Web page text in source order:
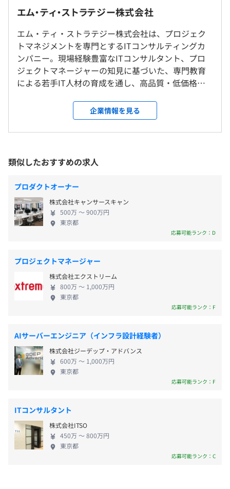
当社では定性的な評価軸ではなく、独自のスキルチェック
シートを用いた定量的な評価を徹底しています。
■必要スキル要件
職級に必要とされるスキルを明確に定義。業務スキルや実
績を必須要件とし、それらを満たしたタイミングで即時に
昇進します。
■エビデンス要件
【チーム／組織構成】
・20～30代の中途入社者が中心です。
・経験豊富な先輩社員や代表の田口に教えてもらいなが
◎リモート勤務可（リモート頻度：週2、3日／ハイブリ
ッド勤務）
◎転勤なし
◎プロジェクト状況に応じて東京都内のクライアント先で
の勤務が発生します。
就業場所の変更範囲
会社の定める場所（テレワークをおこなう場所を含む）
受動喫煙防止措置に関する事項
り）
東急目黒線「不動前駅」より徒歩6分
ポジションアップのために必要な要件を網羅した「スキル
チェックシート」を配布します。
スキルチェックシートのチェックが増えるほど、昇給に反
映されます。
またこの項目が埋まっていくことで、より高いポジション
に就くことが可能です。
9：00～18：00（実働8時間）
休憩時間：60分
平均残業時間：平均10時間未満／月 ※残業はほぼな
く、定時退社の日がほとんどです！
《年間休日：123日》
・完全週休2日制（土・日）
・夏季休暇
・慶弔休暇（結婚休暇、子女結婚休暇、配偶者出産休暇、
弔意休暇など）
・有給休暇（10日～20日）
・育児休暇 ※男性・女性ともに取得実績あり
◎5日以上の連続休暇あり
エム・ティ・ストラテジー株式会社
エム・ティ・ストラテジー株式会社は、プロジェク
トマネジメントを専門とするITコンサルティングカ
ンパニー。現場経験豊富なITコンサルタント、プロ
ジェクトマネージャーの知見に基づいた、専門教育
による若手IT人材の育成を通し、高品質・低価格・
ます。 当社は希少価値が高く、将来必ずニーズが高
まる「AIの知見を持つプロジェクトマネジメント
（以下PM）コンサルタント」を育成する会社です。
援》 クライアント企業のマネジメントに寄り添い、
最適なプロジェクトマネジメントコンサルティング
を実施いたします。 ・クライアント企業側のPMのみ
では対応しきれない、大規模プロジェクトのプロジ
ェクト推進業務の支援をおこないます。 ・プロジェ
クトマネジメントノウハウをクライアント企業側の
PMに提供し、クライアント企業におけるPMスキルの
ト育成のための教材や研修をユーザー企業に提供
し、クライアント企業側の若手人材の育成をおこな
います。 《AI導入コンサルティング》 「AIを活用し
て何かしてみたい」そんなお客さまのご要望をヒア
リングし「プロトタイプ」をご提示、および「スモ
プロジェクトマネジメント業務のヒアリングをおこ
ない、マネジメントが意思決定をおこなううえでの
課題の洗い出しを実施 ▼当社のプロジェクトマネジ
メント方法論+さまざまなAI手法（CNN、RNN、トラ
ンスフォーマー、BERT、生成モデル 等）に基づき、
ソリューションのご提案 ▼AIソリューションプロト
タイプの実装 当社は社員全員がリモート併用による
自由な働き方を実現しています。（2024年11月時
点） 本社へ出社して勤務もできますので、自分のラ
企業情報を見る
類似したおすすめの求人
プロダクトオーナー
株式会社キャンサースキャン
500万 〜 900万円
東京都
応募可能ランク：D
プロジェクトマネージャー
株式会社エクストリーム
800万 〜 1,000万円
東京都
応募可能ランク：F
AIサーバーエンジニア（インフラ設計経験者）
株式会社ジーデップ・アドバンス
600万 〜 1,000万円
東京都
応募可能ランク：F
ITコンサルタント
株式会社ITSO
450万 〜 800万円
東京都
応募可能ランク：C